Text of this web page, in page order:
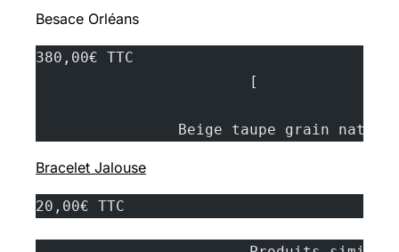
Besace Orléans
380,00€ TTC
			[
Beige taupe grain
Bracelet Jalouse
20,00€ TTC